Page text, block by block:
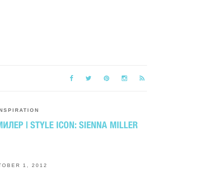
| STYLE ICON: SIENNA MILLER
1, 2012